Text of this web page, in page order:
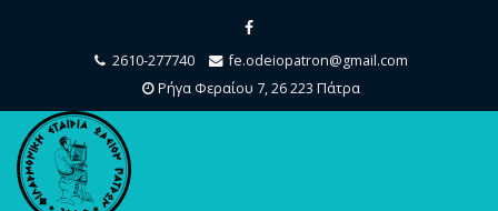
2610-277740
fe.odeiopatron@gmail.com
Ρήγα Φεραίου 7, 26 223 Πάτρα